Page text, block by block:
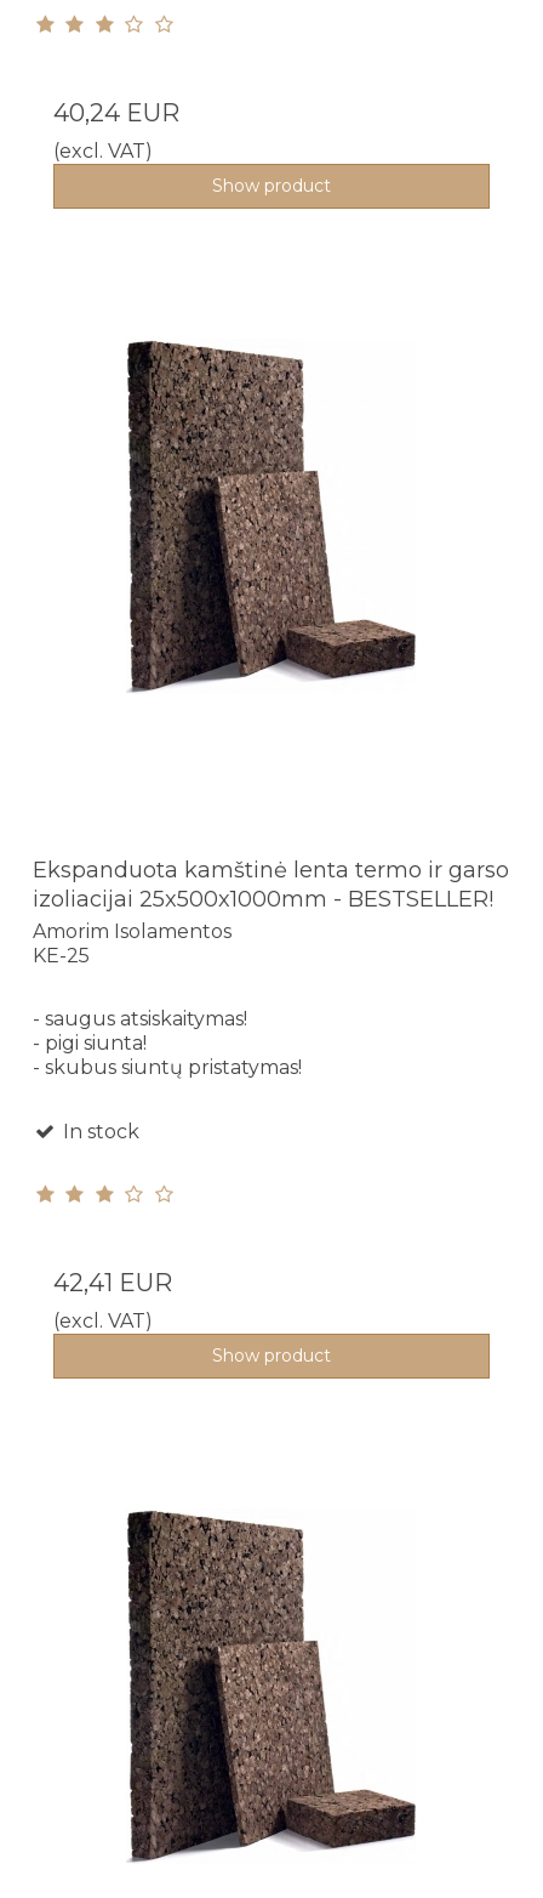
40,24 EUR
(excl. VAT)
Show product
Ekspanduota kamštinė lenta termo ir garso
izoliacijai 25x500x1000mm - BESTSELLER!
Amorim Isolamentos
KE-25
- saugus atsiskaitymas!
- pigi siunta!
- skubus siuntų pristatymas!
In stock
42,41 EUR
(excl. VAT)
Show product